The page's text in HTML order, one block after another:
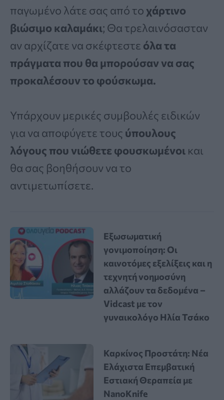
παγωμένο λάτε σας από το χάρτινο
βιώσιμο καλαμάκι; Θα τρελαινόσασταν
αν αρχίζατε να σκέφτεστε όλα τα
πράγματα που θα μπορούσαν να σας
προκαλέσουν το φούσκωμα.
Υπάρχουν μερικές συμβουλές ειδικών
για να αποφύγετε τους ύπουλους
λόγους που νιώθετε φουσκωμένοι και
θα σας βοηθήσουν να το
αντιμετωπίσετε.
Εξωσωματική
γονιμοποίηση: Οι
καινοτόμες εξελίξεις και η
τεχνητή νοημοσύνη
αλλάζουν τα δεδομένα –
Vidcast με τον
γυναικολόγο Ηλία Τσάκο
Καρκίνος Προστάτη: Νέα
Ελάχιστα Επεμβατική
Εστιακή Θεραπεία με
NanoKnife